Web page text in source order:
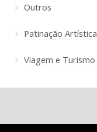
Outros
Patinação Artística
Viagem e Turismo